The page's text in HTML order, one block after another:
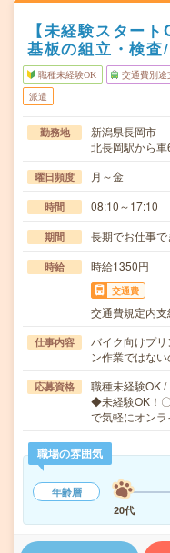
【未経験スター
基板の組立・検査
職種未経験OK 交通費別途
派遣
勤務地
新潟県長岡市
北長岡駅から
曜日頻度 月～金
時間 08:10～17:10
期間 長期でお仕事で
時給 時給1350円
交通費
交通費規定内支
仕事内容
バイク向けプ
ン作業ではな
応募資格
職種未経験OK
◆未経験OK！
で気軽にオン
職場の雰囲気
年齢層
20代